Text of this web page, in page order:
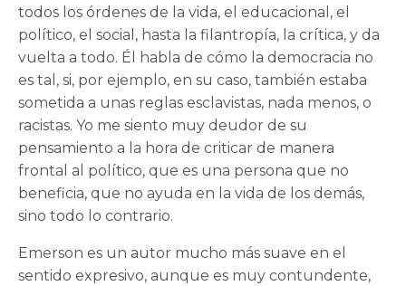
todos los órdenes de la vida, el educacional, el
político, el social, hasta la filantropía, la crítica, y da
vuelta a todo. Él habla de cómo la democracia no
es tal, si, por ejemplo, en su caso, también estaba
sometida a unas reglas esclavistas, nada menos, o
racistas. Yo me siento muy deudor de su
pensamiento a la hora de criticar de manera
frontal al político, que es una persona que no
beneficia, que no ayuda en la vida de los demás,
sino todo lo contrario.
Emerson es un autor mucho más suave en el
sentido expresivo, aunque es muy contundente,